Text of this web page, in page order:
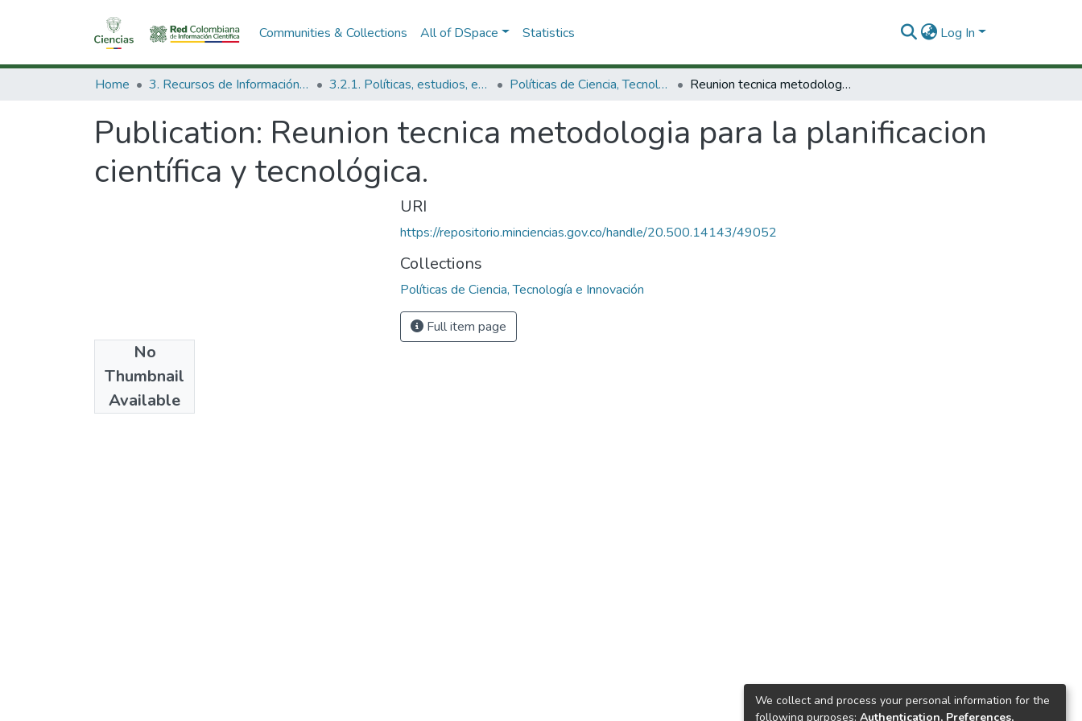
Communities & Collections All of DSpace Statistics Log In
Home 3. Recursos de Información Científica y Tecnológica 3.2.1. Políticas, estudios, evaluaciones e indicadores de CTeI Políticas de Ciencia, Tecnología e Innovación Reunion tecnica metodologia para la planificacion científica y tecnológica.
Publication: Reunion tecnica metodologia para la planificacion
científica y tecnológica.
No
Thumbnail
Available
1967
URI
https://repositorio.minciencias.gov.co/handle/20.500.14143/49052
Collections
Políticas de Ciencia, Tecnología e Innovación
Full item page
We collect and process your personal information for the
following purposes: Authentication, Preferences,